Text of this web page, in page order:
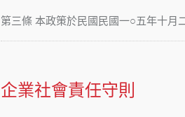
第三條 本政策於民國民國一○五年十月
企業社會責任守則